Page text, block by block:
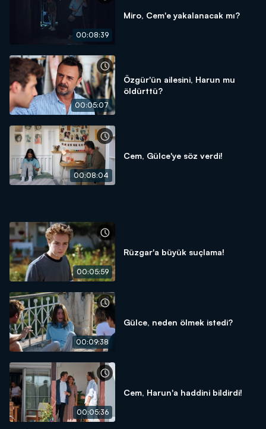
00:08:39
Miro, Cem'e yakalanacak mı?
00:05:07
Özgür'ün ailesini, Harun mu
öldürttü?
00:08:04
Cem, Gülce'ye söz verdi!
00:05:59
Rüzgar'a büyük suçlama!
00:09:38
Gülce, neden ölmek istedi?
00:05:36
Cem, Harun'a haddini bildirdi!